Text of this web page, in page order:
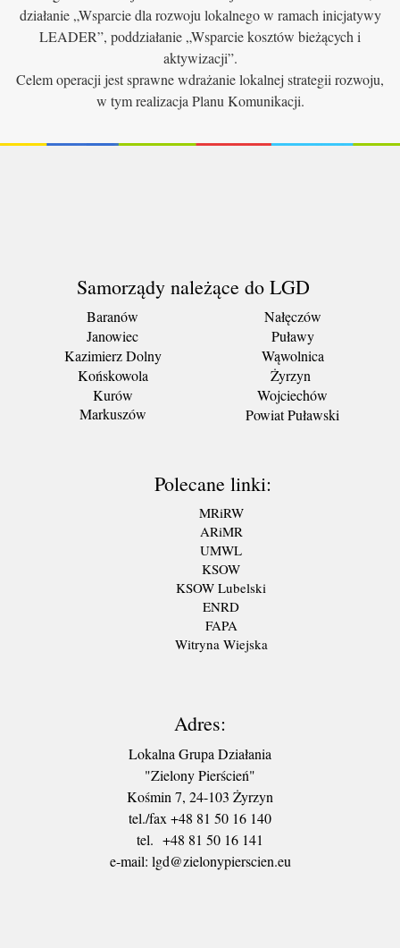
działanie „Wsparcie dla rozwoju lokalnego w ramach inicjatywy
LEADER”, poddziałanie „Wsparcie kosztów bieżących i
aktywizacji”.
Celem operacji jest sprawne wdrażanie lokalnej strategii rozwoju,
w tym realizacja Planu Komunikacji.
Samorządy należące do LGD
Baranów
Janowiec
Kazimierz Dolny
Końskowola
Kurów
Markuszów
Nałęczów
Puławy
Wąwolnica
Żyrzyn
Wojciechów
Powiat Puławski
Polecane linki:
MRiRW
ARiMR
UMWL
KSOW
KSOW Lubelski
ENRD
FAPA
Witryna Wiejska
Adres:
Lokalna Grupa Działania
"Zielony Pierścień"
Kośmin 7, 24-103 Żyrzyn
tel./fax +48 81 50 16 140
tel. +48 81 50 16 141
​e-mail: lgd@zielonypierscien.eu